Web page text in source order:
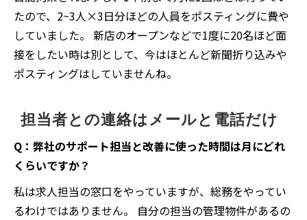
たので、2~3人×3日分ほどの人員をポスティングに費や
していました。 新店のオープンなどで1度に20名ほど面
接をしたい時は別として、今はほとんど新聞折り込みや
ポスティングはしていませんね。
担当者との連絡はメールと電話だけ
Q：弊社のサポート担当と改善に使った時間は月にどれ
くらいですか？
私は求人担当の窓口をやっていますが、総務をやってい
るわけではありません。 自分の担当の管理物件があるの